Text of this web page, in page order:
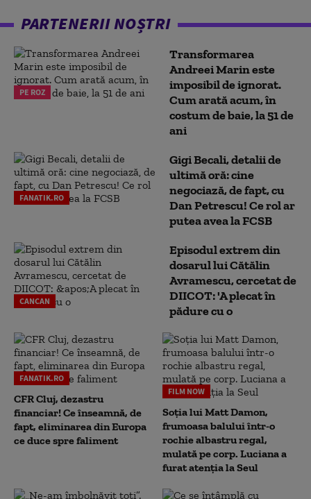
PARTENERII NOȘTRI
PE ROZ
Transformarea
Andreei Marin este
imposibil de ignorat.
Cum arată acum, în
costum de baie, la 51 de
ani
FANATIK.RO
Gigi Becali, detalii de
ultimă oră: cine
negociază, de fapt, cu
Dan Petrescu! Ce rol ar
putea avea la FCSB
CANCAN
Episodul extrem din
dosarul lui Cătălin
Avramescu, cercetat de
DIICOT: 'A plecat în
pădure cu o
FANATIK.RO
CFR Cluj, dezastru
financiar! Ce înseamnă, de
fapt, eliminarea din Europa
ce duce spre faliment
FILM NOW
Soția lui Matt Damon,
frumoasa balului într-o
rochie albastru regal,
mulată pe corp. Luciana a
furat atenția la Seul